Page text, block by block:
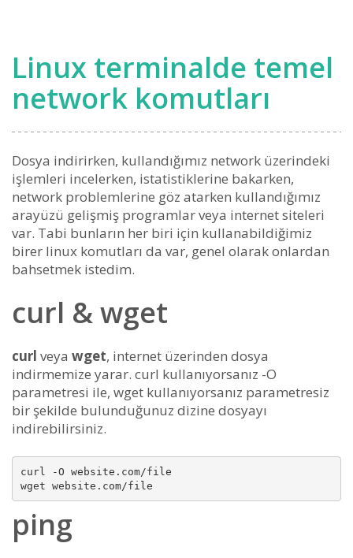
Linux terminalde temel
network komutları
Dosya indirirken, kullandığımız network üzerindeki
işlemleri incelerken, istatistiklerine bakarken,
network problemlerine göz atarken kullandığımız
arayüzü gelişmiş programlar veya internet siteleri
var. Tabi bunların her biri için kullanabildiğimiz
birer linux komutları da var, genel olarak onlardan
bahsetmek istedim.
curl & wget
curl veya wget, internet üzerinden dosya
indirmemize yarar. curl kullanıyorsanız -O
parametresi ile, wget kullanıyorsanız parametresiz
bir şekilde bulunduğunuz dizine dosyayı
indirebilirsiniz.
curl -O website.com/file
ping